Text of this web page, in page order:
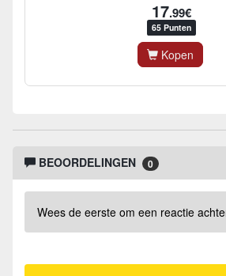
17.99€
65 Punten
Kopen
BEOORDELINGEN 0
Wees de eerste om een reactie